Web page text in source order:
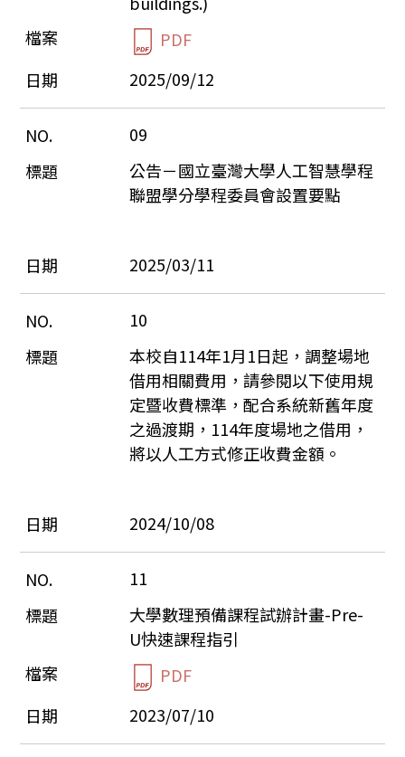
PDF
2025/09/12
09
公告－國立臺灣大學人工智慧學程
聯盟學分學程委員會設置要點
2025/03/11
10
本校自114年1月1日起，調整場地
借用相關費用，請參閱以下使用規
定暨收費標準，配合系統新舊年度
之過渡期，114年度場地之借用，
將以人工方式修正收費金額。
2024/10/08
11
大學數理預備課程試辦計畫-Pre-
U快速課程指引
PDF
2023/07/10